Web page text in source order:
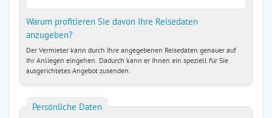
Warum profitieren Sie davon Ihre Reisedaten
anzugeben?
Der Vermieter kann durch Ihre angegebenen Reisedaten genauer auf
Ihr Anliegen eingehen. Dadurch kann er Ihnen ein speziell für Sie
ausgerichtetes Angebot zusenden.
Persönliche Daten